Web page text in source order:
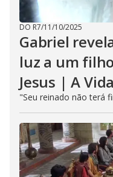
DO R7/11/10/2025
Gabriel
luz a um
Jesus | A
"Seu reinado não terá